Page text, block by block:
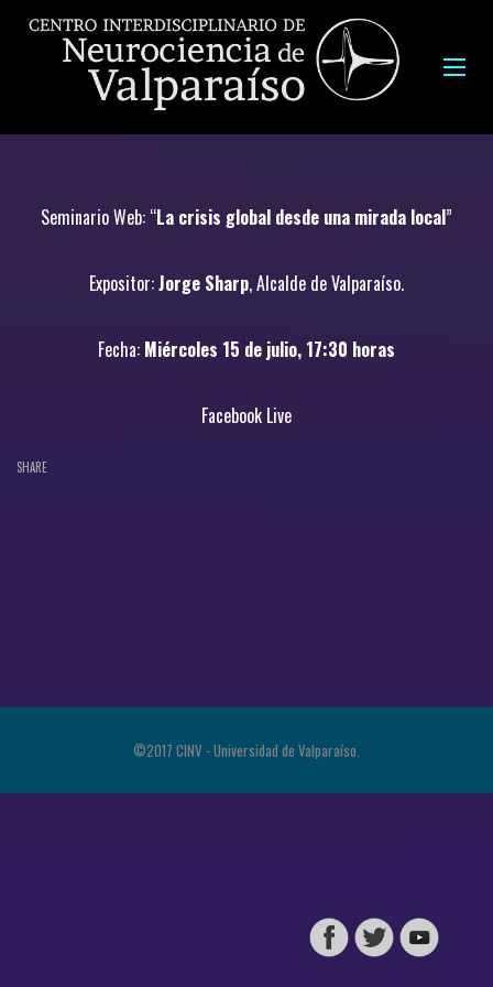
Seminario Web: “La crisis global desde una mirada local”
Expositor:Jorge Sharp, Alcalde de Valparaíso.
Fecha: Miércoles 15 de julio, 17:30 horas
Facebook Live
SHARE
©2017 CINV - Universidad de Valparaíso.